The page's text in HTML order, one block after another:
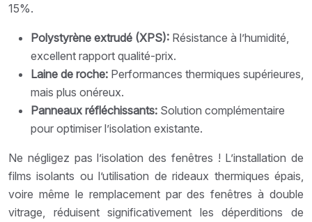
15%.
Polystyrène extrudé (XPS): Résistance à l’humidité,
excellent rapport qualité-prix.
Laine de roche: Performances thermiques supérieures,
mais plus onéreux.
Panneaux réfléchissants: Solution complémentaire
pour optimiser l’isolation existante.
Ne négligez pas l’isolation des fenêtres ! L’installation de
films isolants ou l’utilisation de rideaux thermiques épais,
voire même le remplacement par des fenêtres à double
vitrage, réduisent significativement les déperditions de